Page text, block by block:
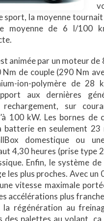
sport, la moyenne
moyenne de 6 l/100
animée par un moteur de
de couple (290 Nm
ion-polymère de 28
aux dernières
rechargement, sur
100 kW. Les bornes de
batterie en seulement
domestique ou
4,30 heures (prise type
Enfin, le système
les plus proches. Avec un
vitesse maximale
accélérations plus
la régénération au
des palettes au volant,